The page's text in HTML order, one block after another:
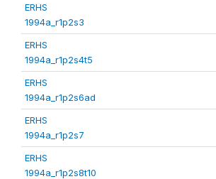
ERHS
1994a_r1p2s3
ERHS
1994a_r1p2s4t5
ERHS
1994a_r1p2s6ad
ERHS
1994a_r1p2s7
ERHS
1994a_r1p2s8t10